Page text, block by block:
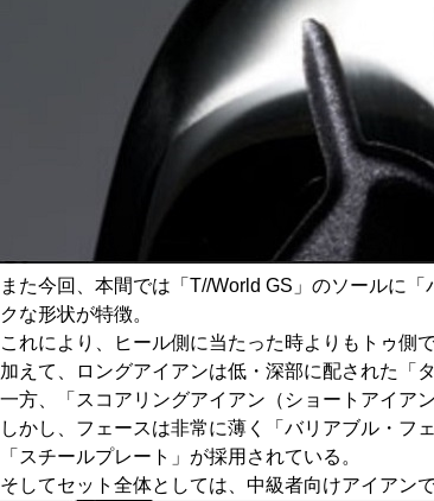
また今回、本間では「T//World GS」のソールに
クな形状が特徴。
これにより、ヒール側に当たった時よりもトゥ側
加えて、ロングアイアンは低・深部に配された「
一方、「スコアリングアイアン（ショートアイア
しかし、フェースは非常に薄く「バリアブル・フ
「スチールプレート」が採用されている。
そしてセット全体としては、中級者向けアイアン